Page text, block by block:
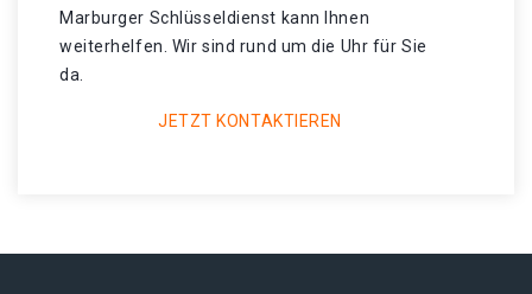
Marburger Schlüsseldienst kann Ihnen
weiterhelfen. Wir sind rund um die Uhr für Sie
da.
JETZT KONTAKTIEREN